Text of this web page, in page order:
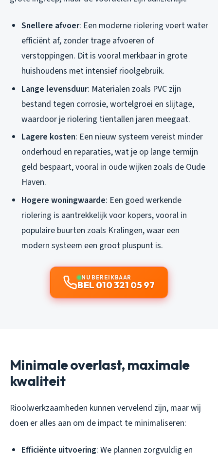
Snellere afvoer: Een moderne riolering voert water
efficiënt af, zonder trage afvoeren of
verstoppingen. Dit is vooral merkbaar in grote
huishoudens met intensief rioolgebruik.
Lange levensduur: Materialen zoals PVC zijn
bestand tegen corrosie, wortelgroei en slijtage,
waardoor je riolering tientallen jaren meegaat.
Lagere kosten: Een nieuw systeem vereist minder
onderhoud en reparaties, wat je op lange termijn
geld bespaart, vooral in oude wijken zoals de Oude
Haven.
Hogere woningwaarde: Een goed werkende
riolering is aantrekkelijk voor kopers, vooral in
populaire buurten zoals Kralingen, waar een
modern systeem een groot pluspunt is.
NU BEREIKBAAR
BEL 010 321 05 97
Minimale overlast, maximale
kwaliteit
Rioolwerkzaamheden kunnen vervelend zijn, maar wij
doen er alles aan om de impact te minimaliseren:
Efficiënte uitvoering: We plannen zorgvuldig en